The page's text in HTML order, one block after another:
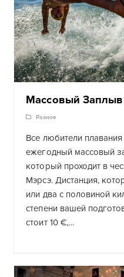
Массовый
Разное
Все любители
ежегодный массовый
который проходит в
Мэрсэ. Дистанция,
или два с половиной
степени вашей
стоит 10 €,…